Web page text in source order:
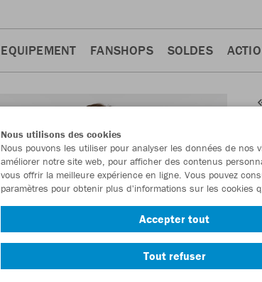
EQUIPEMENT FANSHOPS SOLDES
Nous utilisons des cookies
Nous pouvons les utiliser pour analyser les données de nos
améliorer notre site web, pour afficher des contenus
vous offrir la meilleure expérience en ligne. Vous pouvez
paramètres pour obtenir plus d'informations sur les cookies
Accepter tout
Tout refuser